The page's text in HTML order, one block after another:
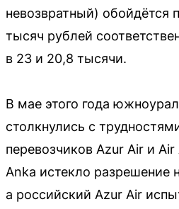
невозвратный) обойдётся
тысяч рублей
в 23 и 20,8 тысячи.
В мае этого года
столкнулись с
перевозчиков Azur Air и
Anka истекло разрешение
а российский Azur Air